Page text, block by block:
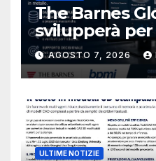
The Barnes
svilupperà per
database per
metallica
navale
AGOSTO 7, 2026
ULTIME NOTIZIE